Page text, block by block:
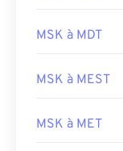
MSK à MDT
MSK à MEST
MSK à MET